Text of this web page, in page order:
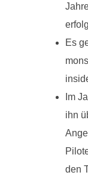
Es
Im
ihn
den